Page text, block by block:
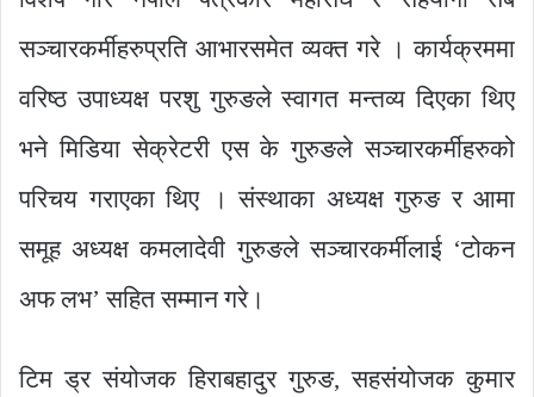
सञ्चारकर्मीहरुप्रति आभारसमेत व्यक्त गरे । कार्यक्रममा
वरिष्ठ उपाध्यक्ष परशु गुरुङले स्वागत मन्तव्य दिएका थिए
भने मिडिया सेक्रेटरी एस के गुरुङले सञ्चारकर्मीहरुको
परिचय गराएका थिए । संस्थाका अध्यक्ष गुरुङ र आमा
समूह अध्यक्ष कमलादेवी गुरुङले सञ्चारकर्मीलाई ‘टोकन
अफ लभ’ सहित सम्मान गरे।
टिम ड्र संयोजक हिराबहादुर गुरुङ, सहसंयोजक कुमार